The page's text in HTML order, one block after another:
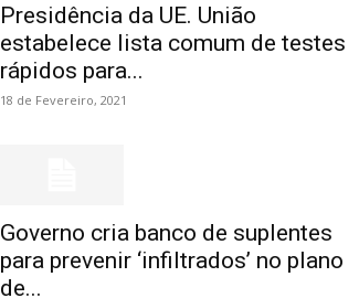
Presidência da UE. União
estabelece lista comum de testes
rápidos para...
18 de Fevereiro, 2021
Governo cria banco de suplentes
para prevenir ‘infiltrados’ no plano
de...